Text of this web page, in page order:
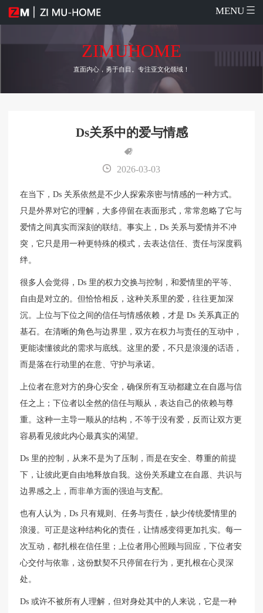
MENU
ZIMUHOME
直面内心，勇于自目。专注亚文化领域！
Ds关系中的爱与情感
2026-03-03
在当下，Ds 关系依然是不少人探索亲密与情感的一种方式。
只是外界对它的理解，大多停留在表面形式，常常忽略了它与
爱情之间真实而深刻的联结。事实上，Ds 关系与爱情并不冲
突，它只是用一种更特殊的模式，去表达信任、责任与深度羁
绊。
很多人会觉得，Ds 里的权力交换与控制，和爱情里的平等、
自由是对立的。但恰恰相反，这种关系里的爱，往往更加深
沉。上位与下位之间的信任与情感依赖，才是 Ds 关系真正的
基石。在清晰的角色与边界里，双方在权力与责任的互动中，
更能读懂彼此的需求与底线。这里的爱，不只是浪漫的话语，
而是落在行动里的在意、守护与承诺。
上位者在意对方的身心安全，确保所有互动都建立在自愿与信
任之上；下位者以全然的信任与顺从，表达自己的依赖与尊
重。这种一主导一顺从的结构，不等于没有爱，反而让双方更
容易看见彼此内心最真实的渴望。
Ds 里的控制，从来不是为了压制，而是在安全、尊重的前提
下，让彼此更自由地释放自我。这份关系建立在自愿、共识与
边界感之上，而非单方面的强迫与支配。
也有人认为，Ds 只有规则、任务与责任，缺少传统爱情里的
浪漫。可正是这种结构化的责任，让情感变得更加扎实。每一
次互动，都扎根在信任里；上位者用心照顾与回应，下位者安
心交付与依靠，这份默契不只停留在行为，更扎根在心灵深
处。
Ds 或许不被所有人理解，但对身处其中的人来说，它是一种